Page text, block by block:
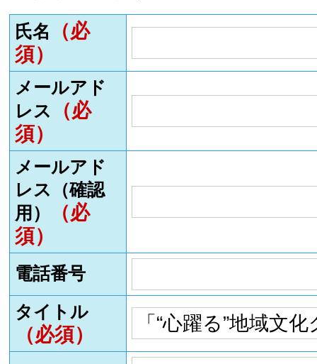
氏名
（必
須）
メールアド
レス
（必
須）
メールアド
レス（確認
用）
（必
須）
電話番号
タイトル
（必須）